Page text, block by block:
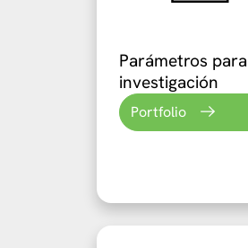
Parámetros para
investigación
Portfolio